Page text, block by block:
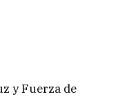
y Fuerza de